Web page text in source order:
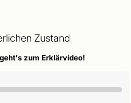
Zustand
zum Erklärvideo!